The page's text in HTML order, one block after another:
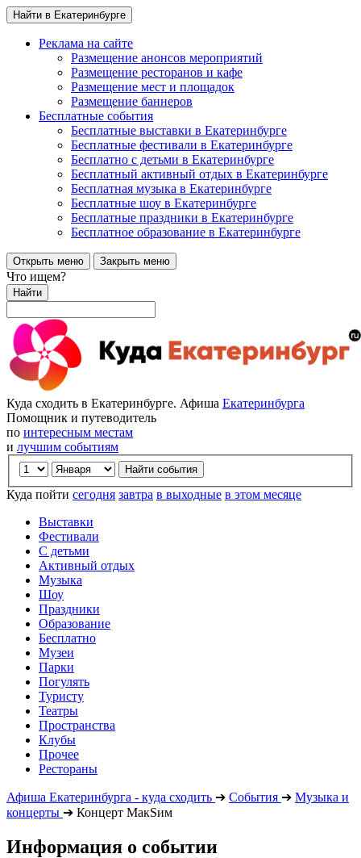
Найти в Екатеринбурге
Реклама на сайте
Размещение анонсов мероприятий
Размещение ресторанов и кафе
Размещение мест и площадок
Размещение баннеров
Бесплатные события
Бесплатные выставки в Екатеринбурге
Бесплатные фестивали в Екатеринбурге
Бесплатно с детьми в Екатеринбурге
Бесплатный активный отдых в Екатеринбурге
Бесплатная музыка в Екатеринбурге
Бесплатные шоу в Екатеринбурге
Бесплатные праздники в Екатеринбурге
Бесплатное образование в Екатеринбурге
Открыть меню Закрыть меню
Что ищем?
Найти
Куда сходить в Екатеринбурге. Афиша Екатеринбурга
Помощник и путеводитель
по интересным местам
и лучшим событиям
Куда пойти сегодня завтра в выходные в этом месяце
Выставки
Фестивали
С детьми
Активный отдых
Музыка
Шоу
Праздники
Образование
Бесплатно
Музеи
Парки
Погулять
Туристу
Театры
Пространства
Клубы
Прочее
Рестораны
Афиша Екатеринбурга - куда сходить ➔ События ➔ Музыка и
концерты ➔ Концерт МакSим
Информация о событии